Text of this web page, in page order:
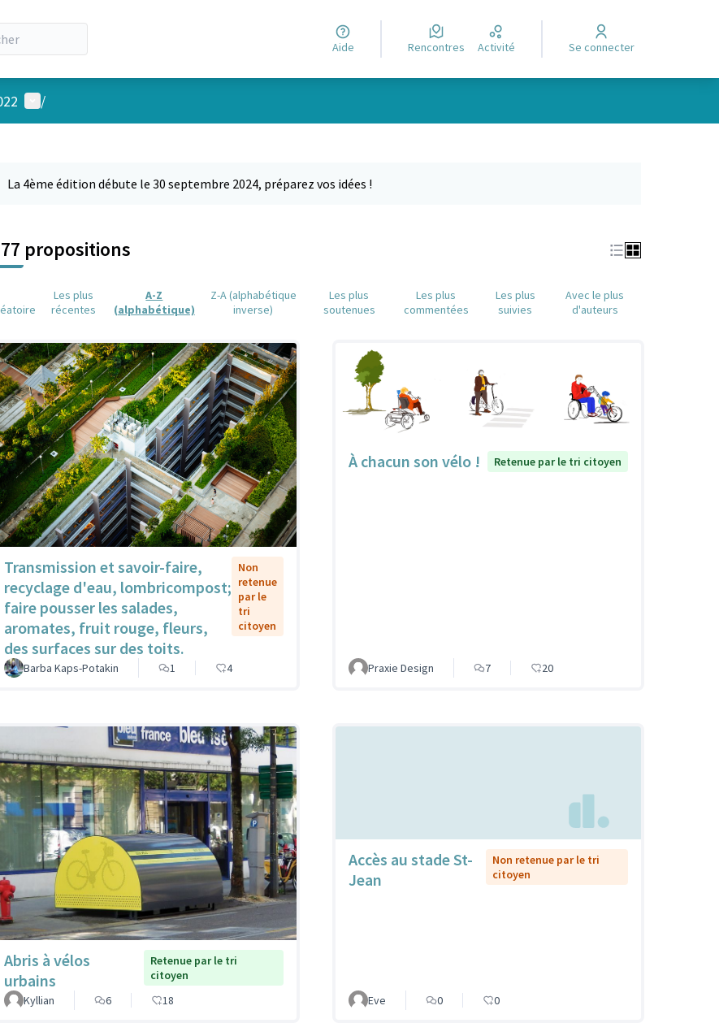
Aide Rencontres Activité Se connecter
Menu utilisateur
/
La 4ème édition débute le 30 septembre 2024, préparez vos idées !
propositions
Les plus
récentes
A-Z
(alphabétique)
Z-A (alphabétique
inverse)
Les plus
soutenues
Les plus
commentées
Les plus
suivies
Avec le plus
d'auteurs
Transmission et savoir-faire,
recyclage d'eau, lombricompost;
faire pousser les salades,
aromates, fruit rouge, fleurs,
des surfaces sur des toits.
Non
retenue
par le
tri
citoyen
Barba Kaps-Potakin 1 4
À chacun son vélo ! Retenue par le tri citoyen
Praxie Design 7 20
Abris à vélos
urbains
Retenue par le tri
citoyen
Kyllian
6 18
Accès au stade St-
Jean
Non retenue par le tri
citoyen
Eve 0 0